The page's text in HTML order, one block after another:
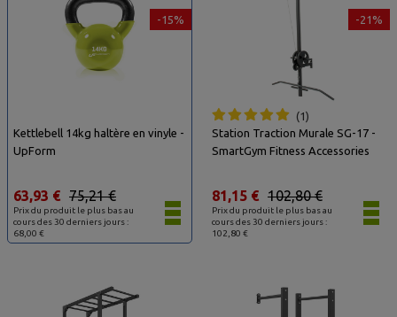
-15%
Kettlebell 14kg haltère en vinyle -
UpForm
Prix du produit le plus bas au
cours des 30 derniers jours :
68,00 €
75,21 €
63,93 €
-21%
1
Station Traction Murale SG-17 -
SmartGym Fitness Accessories
Prix du produit le plus bas au
cours des 30 derniers jours :
102,80 €
102,80 €
81,15 €